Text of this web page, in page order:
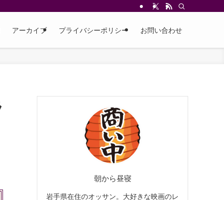
アーカイブ プライバシーポリシー お問い合わせ
朝から昼寝
岩手県在住のオッサン。大好きな映画のレ